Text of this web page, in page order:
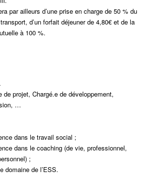
par ailleurs d’une prise en charge de 50 % du
transport, d’un forfait déjeuner de 4,80€ et de la
à 100 %.
de projet, Chargé.e de développement,
…
dans le travail social ;
dans le coaching (de vie, professionnel,
;
domaine de l’ESS.